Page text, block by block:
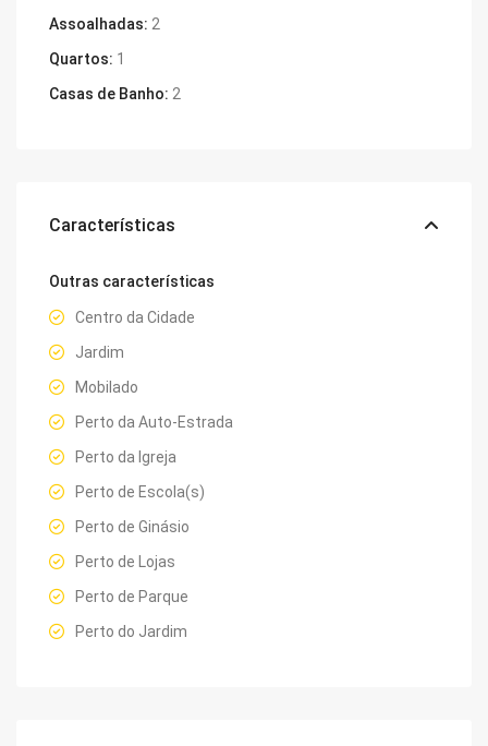
Assoalhadas: 2
Quartos: 1
Casas de Banho: 2
Características
Outras características
Centro da Cidade
Jardim
Mobilado
Perto da Auto-Estrada
Perto da Igreja
Perto de Escola(s)
Perto de Ginásio
Perto de Lojas
Perto de Parque
Perto do Jardim